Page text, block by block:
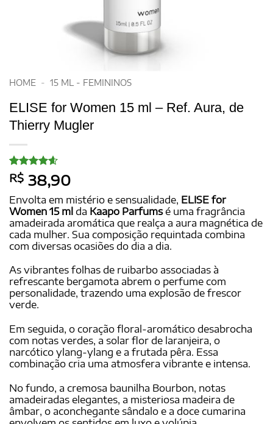
HOME - 15 ML - FEMININOS
ELISE for Women 15 ml – Ref. Aura, de
Thierry Mugler
Avaliado
como4.6
de 5, com
baseado
em
15
avaliações
de clientes
R$ 38,90
Envolta em mistério e sensualidade, ELISE for
Women 15 ml da Kaapo Parfumsé uma fragrância
amadeirada aromática que realça a aura magnética de
cada mulher. Sua composição requintada combina
com diversas ocasiões do dia a dia.
As vibrantes folhas de ruibarbo associadas à
refrescante bergamota abrem o perfume com
personalidade, trazendo uma explosão de frescor
verde.
Em seguida, o coração floral-aromático desabrocha
com notas verdes, a solar flor de laranjeira, o
narcótico ylang-ylang e a frutada pêra. Essa
combinação cria uma atmosfera vibrante e intensa.
No fundo, a cremosa baunilha Bourbon, notas
amadeiradas elegantes, a misteriosa madeira de
âmbar, o aconchegante sândalo e a doce cumarina